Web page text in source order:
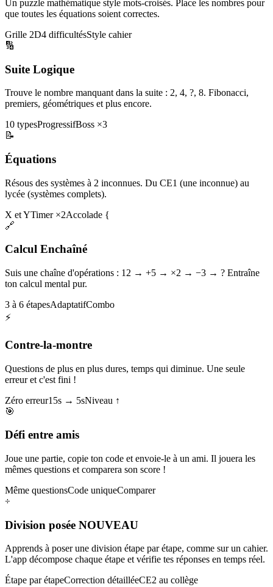
Un puzzle mathématique style mots-croisés. Place les nombres pour
que toutes les équations soient correctes.
Grille 2D4 difficultésStyle cahier
🔢
Suite Logique
Trouve le nombre manquant dans la suite : 2, 4, ?, 8. Fibonacci,
premiers, géométriques et plus encore.
10 typesProgressifBoss ×3
📝
Équations
Résous des systèmes à 2 inconnues. Du CE1 (une inconnue) au
lycée (systèmes complets).
X et YTimer ×2Accolade {
🔗
Calcul Enchaîné
Suis une chaîne d'opérations : 12 → +5 → ×2 → −3 → ? Entraîne
ton calcul mental pur.
3 à 6 étapesAdaptatifCombo
⚡
Contre-la-montre
Questions de plus en plus dures, temps qui diminue. Une seule
erreur et c'est fini !
Zéro erreur15s → 5sNiveau ↑
🎯
Défi entre amis
Joue une partie, copie ton code et envoie-le à un ami. Il jouera les
mêmes questions et comparera son score !
Même questionsCode uniqueComparer
÷
Division posée NOUVEAU
Apprends à poser une division étape par étape, comme sur un cahier.
L'app décompose chaque étape et vérifie tes réponses en temps réel.
Étape par étapeCorrection détailléeCE2 au collège